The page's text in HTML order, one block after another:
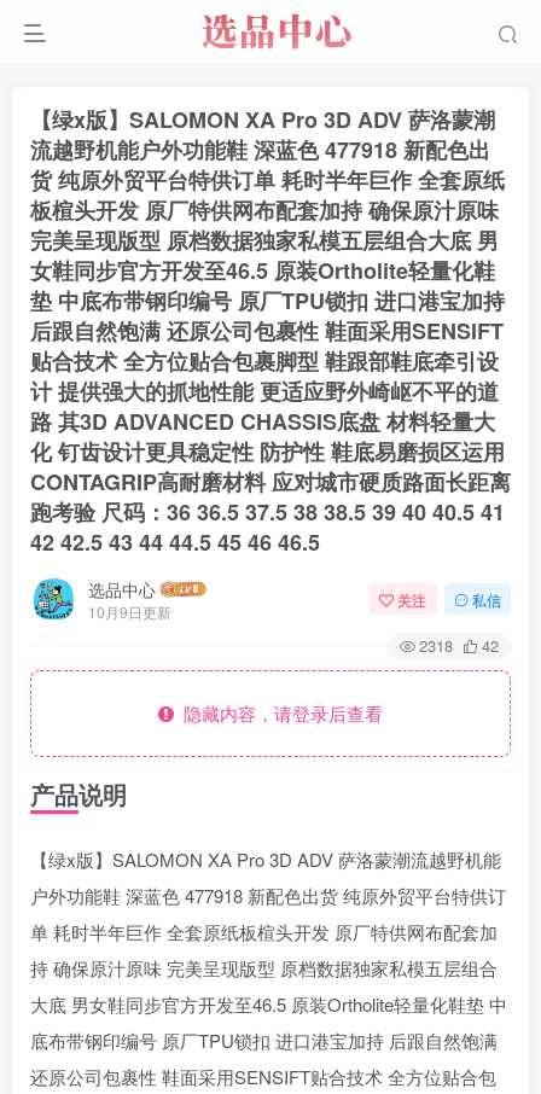
【绿x版】SALOMON XA Pro 3D ADV 萨洛蒙潮
流越野机能户外功能鞋 深蓝色 477918 新配色出
货 纯原外贸平台特供订单 耗时半年巨作 全套原纸
板楦头开发 原厂特供网布配套加持 确保原汁原味
完美呈现版型 原档数据独家私模五层组合大底 男
女鞋同步官方开发至46.5 原装Ortholite轻量化鞋
垫 中底布带钢印编号 原厂TPU锁扣 进口港宝加持
后跟自然饱满 还原公司包裹性 鞋面采用SENSIFT
贴合技术 全方位贴合包裹脚型 鞋跟部鞋底牵引设
计 提供强大的抓地性能 更适应野外崎岖不平的道
路 其3D ADVANCED CHASSIS底盘 材料轻量大
化 钉齿设计更具稳定性 防护性 鞋底易磨损区运用
CONTAGRIP高耐磨材料 应对城市硬质路面长距离
跑考验 尺码：36 36.5 37.5 38 38.5 39 40 40.5 41
42 42.5 43 44 44.5 45 46 46.5
选品中心
10月9日更新
关注 私信
2318 42
隐藏内容，请登录后查看
产品说明
【绿x版】SALOMON XA Pro 3D ADV 萨洛蒙潮流越野机能
户外功能鞋 深蓝色 477918 新配色出货 纯原外贸平台特供订
单 耗时半年巨作 全套原纸板楦头开发 原厂特供网布配套加
持 确保原汁原味 完美呈现版型 原档数据独家私模五层组合
大底 男女鞋同步官方开发至46.5 原装Ortholite轻量化鞋垫 中
底布带钢印编号 原厂TPU锁扣 进口港宝加持 后跟自然饱满
还原公司包裹性 鞋面采用SENSIFT贴合技术 全方位贴合包